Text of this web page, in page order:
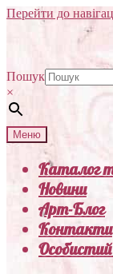
Перейти до
Пошук
×
Меню
Каталог
Новини
Арт-Блог
Контакти